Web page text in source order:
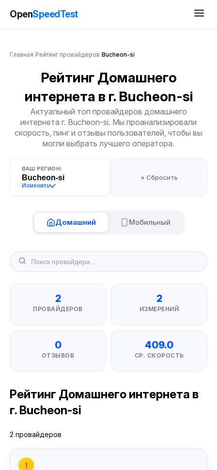
OpenSpeedTest
Главная Рейтинг провайдеров Bucheon-si
Рейтинг Домашнего
интернета в г. Bucheon-si
Актуальный топ провайдеров домашнего
интернета г. Bucheon-si. Мы проанализировали
скорость, пинг и отзывы пользователей, чтобы вы
могли выбрать лучшего оператора.
ВАШ РЕГИОН:
Bucheon-si
Изменить
× Сбросить
Домашний Мобильный
2
ПРОВАЙДЕРОВ
2
ИЗМЕРЕНИЙ
0
ОТЗЫВОВ
409.0
СР. СКОРОСТЬ
Рейтинг Домашнего интернета в
г. Bucheon-si
2 провайдеров
1